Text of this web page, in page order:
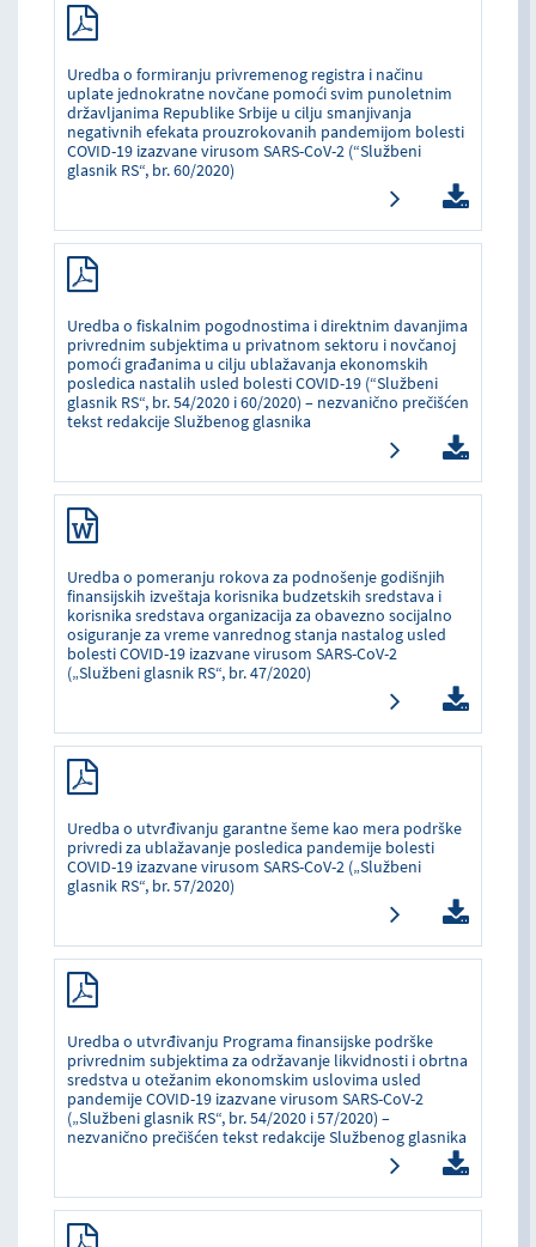
Uredba o formiranju privremenog registra i načinu
uplate jednokratne novčane pomoći svim punoletnim
državljanima Republike Srbije u cilju smanjivanja
negativnih efekata prouzrokovanih pandemijom bolesti
COVID-19 izazvane virusom SARS-CoV-2 (“Službeni
glasnik RS“, br. 60/2020)
Uredba o fiskalnim pogodnostima i direktnim davanjima
privrednim subjektima u privatnom sektoru i novčanoj
pomoći građanima u cilju ublažavanja ekonomskih
posledica nastalih usled bolesti COVID-19 (“Službeni
glasnik RS“, br. 54/2020 i 60/2020) – nezvanično prečišćen
tekst redakcije Službenog glasnika
Uredba o pomeranju rokova za podnošenje godišnjih
finansijskih izveštaja korisnika budzetskih sredstava i
korisnika sredstava organizacija za obavezno socijalno
osiguranje za vreme vanrednog stanja nastalog usled
bolesti COVID-19 izazvane virusom SARS-CoV-2
(„Službeni glasnik RS“, br. 47/2020)
Uredba o utvrđivanju garantne šeme kao mera podrške
privredi za ublažavanje posledica pandemije bolesti
COVID-19 izazvane virusom SARS-CoV-2 („Službeni
glasnik RS“, br. 57/2020)
Uredba o utvrđivanju Programa finansijske podrške
privrednim subjektima za održavanje likvidnosti i obrtna
sredstva u otežanim ekonomskim uslovima usled
pandemije COVID-19 izazvane virusom SARS-CoV-2
(„Službeni glasnik RS“, br. 54/2020 i 57/2020) –
nezvanično prečišćen tekst redakcije Službenog glasnika